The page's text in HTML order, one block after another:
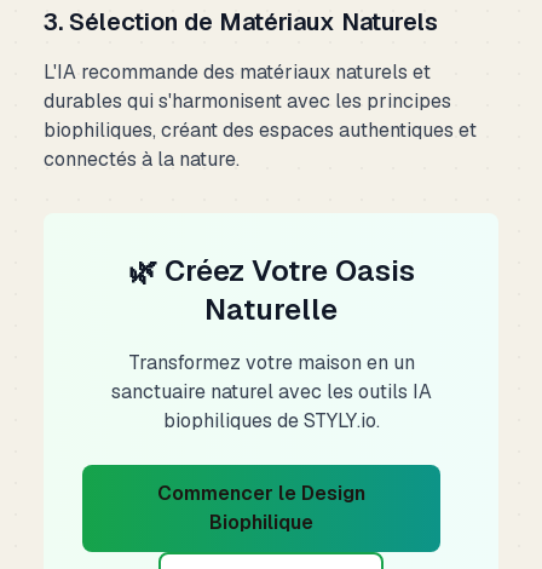
3. Sélection de Matériaux Naturels
L'IA recommande des matériaux naturels et
durables qui s'harmonisent avec les principes
biophiliques, créant des espaces authentiques et
connectés à la nature.
🌿 Créez Votre Oasis
Naturelle
Transformez votre maison en un
sanctuaire naturel avec les outils IA
biophiliques de STYLY.io.
Commencer le Design
Biophilique